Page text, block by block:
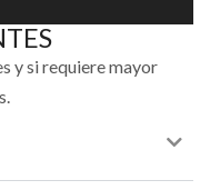
y si requiere mayor